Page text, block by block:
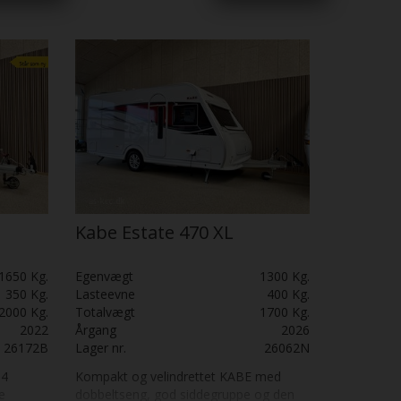
1650 Kg.
350 Kg.
2000 Kg.
2022
26172B
Kabe Estate 470 XL
Egenvægt
1300 Kg.
Lasteevne
400 Kg.
Totalvægt
1700 Kg.
Årgang
2026
Lager nr.
26062N
Kompakt og velindrettet KABE med